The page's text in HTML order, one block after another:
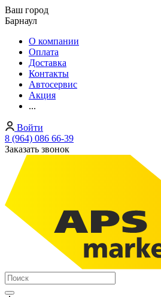
Ваш город
Барнаул
О компании
Оплата
Доставка
Контакты
Автосервис
Акция
...
Войти
8 (964) 086 66-39
Заказать звонок